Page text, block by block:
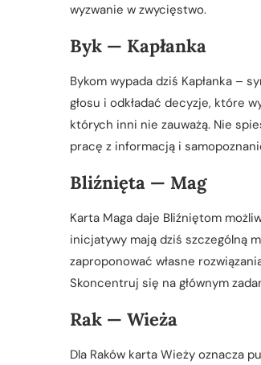
wyzwanie w zwycięstwo.
Byk — Kapłanka
Bykom wypada dziś Kapłanka –
głosu i odkładać decyzje, które
których inni nie zauważą. Nie
pracę z informacją i
Bliźnięta — Mag
Karta Maga daje Bliźniętom
inicjatywy mają dziś szczególną
zaproponować własne
Skoncentruj się na głównym
Rak — Wieża
Dla Raków karta Wieży oznacza